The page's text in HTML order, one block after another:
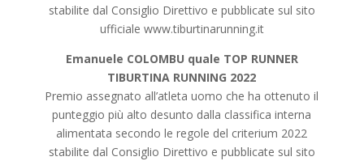
stabilite dal Consiglio Direttivo e pubblicate sul sito
ufficiale www.tiburtinarunning.it
Emanuele COLOMBU quale TOP RUNNER
TIBURTINA RUNNING 2022
Premio assegnato all’atleta uomo che ha ottenuto il
punteggio più alto desunto dalla classifica interna
alimentata secondo le regole del criterium 2022
stabilite dal Consiglio Direttivo e pubblicate sul sito